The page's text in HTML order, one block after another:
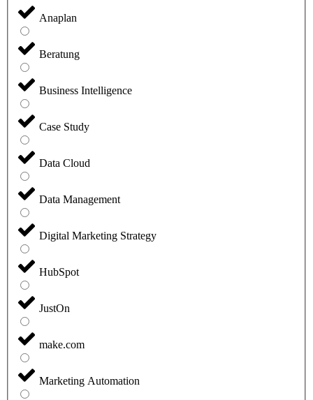
Anaplan
Beratung
Business Intelligence
Case Study
Data Cloud
Data Management
Digital Marketing Strategy
HubSpot
JustOn
make.com
Marketing Automation